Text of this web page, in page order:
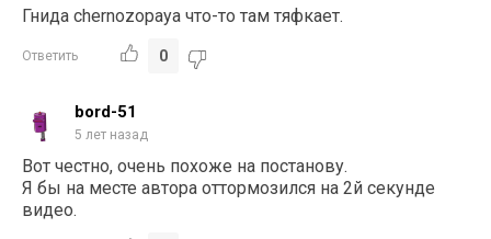
Гнида chernozopaya что-то там тяфкает.
Ответить 0
bord-51
5 лет назад
Вот честно, очень похоже на постанову.
Я бы на месте автора оттормозился на 2й секунде
видео.